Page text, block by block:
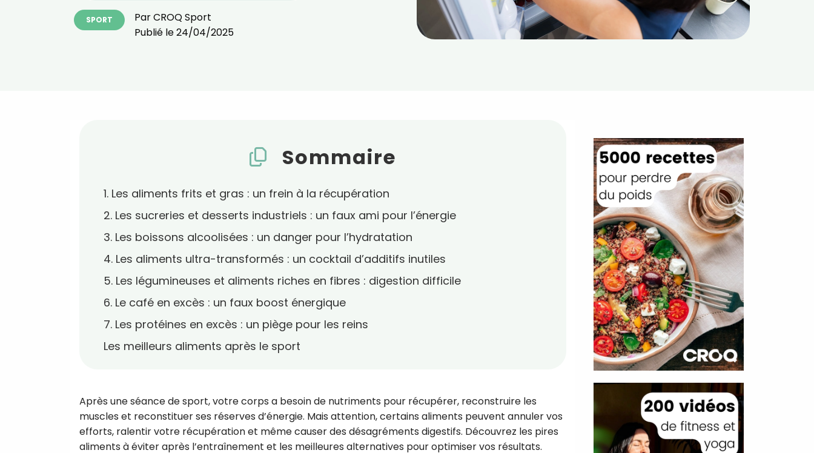
SPORT ParCROQ Sport
Publié le24/04/2025
Sommaire
1. Les aliments frits et gras : un frein à la récupération
2. Les sucreries et desserts industriels : un faux ami pour l’énergie
3. Les boissons alcoolisées : un danger pour l’hydratation
4. Les aliments ultra-transformés : un cocktail d’additifs inutiles
5. Les légumineuses et aliments riches en fibres : digestion difficile
6. Le café en excès : un faux boost énergique
7. Les protéines en excès : un piège pour les reins
Les meilleurs aliments après le sport
Après une séance de sport, votre corps a besoin de nutriments pour récupérer, reconstruire les
muscles et reconstituer ses réserves d’énergie. Mais attention, certains aliments peuvent annuler vos
efforts, ralentir votre récupération et même causer des désagréments digestifs. Découvrez les pires
aliments à éviter après l’entraînement et les meilleures alternatives pour optimiser vos résultats.